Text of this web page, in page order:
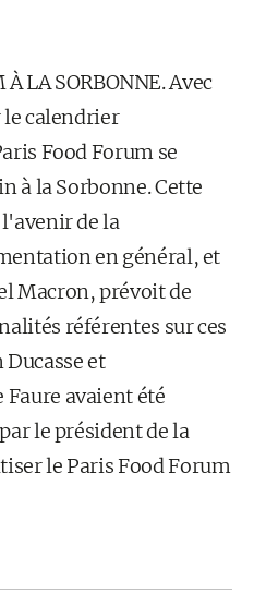
À LA SORBONNE. Avec
calendrier
Food Forum se
à la Sorbonne. Cette
de la
en général, et
Macron, prévoit de
référentes sur ces
et
avaient été
le président de la
le Paris Food Forum